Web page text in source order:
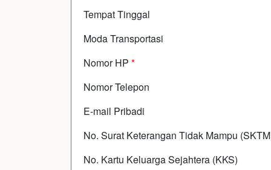
Tempat Tinggal
Moda Transportasi
Nomor HP *
Nomor Telepon
E-mail Pribadi
No. Surat Keterangan Tidak Mampu
No. Kartu Keluarga Sejahtera (KKS)